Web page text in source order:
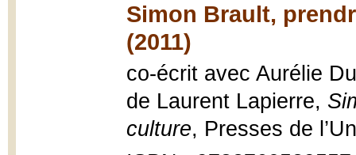
Simon Brault,
(2011)
co-écrit avec Aurélie
de Laurent Lapierre,
culture, Presses de